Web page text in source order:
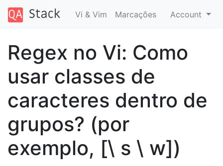
Vi & Vim Marcações Account
Regex no Vi: Como
usar classes de
caracteres dentro de
grupos? (por
exemplo, [\ s \ w])